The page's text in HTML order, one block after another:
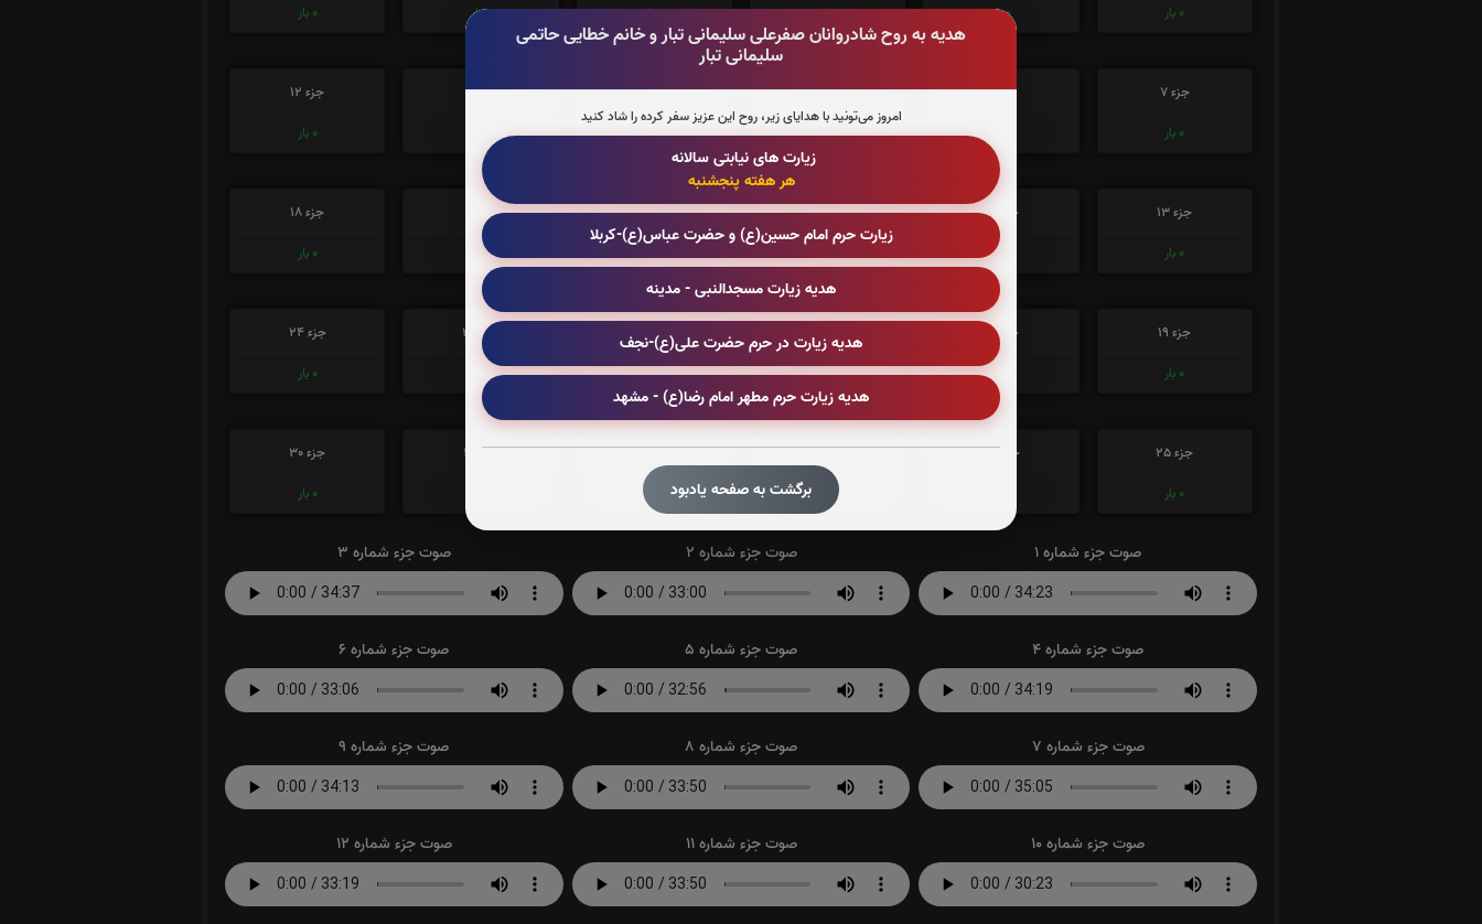
هدیه به روح شادروانان صفرعلی سلیمانی تبار و خانم خطایی حاتمی
سلیمانی تبار
امروز می‌تونید با هدایای زیر، روح این عزیز سفر کرده را شاد کنید
زیارت های نیابتی سالانه
هر هفته پنجشنبه
زیارت حرم امام حسین(ع) و حضرت عباس(ع)-کربلا
هدیه زیارت مسجدالنبی - مدینه
هدیه زیارت در حرم حضرت علی(ع)-نجف
هدیه زیارت حرم مطهر امام رضا(ع) - مشهد
برگشت به صفحه یادبود
0 بار
0بار
0بار
0بار
0بار
0 بار
جزء 7
0 بار
جزء 8
جزء 9
0بار
جزء 10
0بار
جزء 11
جزء 12
0 بار
جزء 13
0 بار
جزء 14
بار
جزء 15
0بار
جزء 16
0بار
جزء 17
0
جزء 18
0 بار
جزء 19
0 بار
جزء 20
0بار
جزء 22
0بار
جزء 23
0
جزء 24
0 بار
جزء 25
0 بار
جزء 26
جزء 27
0
جزء 28
بار
جزء 29
جزء 30
0 بار
صوت جزء شماره 1 صوت جزء شماره 2 صوت جزء شماره 3
صوت جزء شماره 4 صوت جزء شماره 5 صوت جزء شماره 6
صوت جزء شماره 7 صوت جزء شماره 8 صوت جزء شماره 9
صوت جزء شماره 10 صوت جزء شماره 11 صوت جزء شماره 12